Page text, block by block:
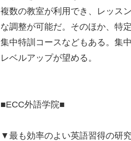
複数の教室が利用でき、レッス
な調整が可能だ。そのほか、特
集中特訓コースなどもある。集
レベルアップが望める。
■ECC外語学院■
▼最も効率のよい英語習得の研